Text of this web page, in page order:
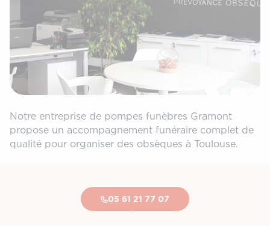
Notre entreprise de pompes funèbres Gramont
propose un accompagnement funéraire complet de
qualité pour organiser des obsèques à Toulouse.
05 61 21 77 07